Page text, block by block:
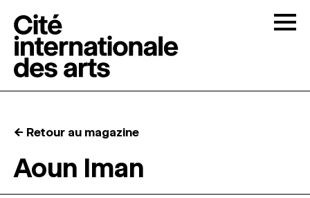
RÉSIDENCES ↓
← Retour au magazine
Aoun Iman